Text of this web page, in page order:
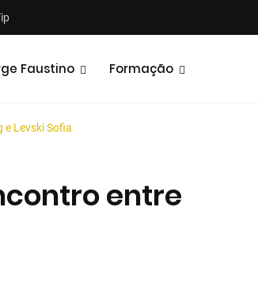
Faustino Formação
e Levski Sofia
entre